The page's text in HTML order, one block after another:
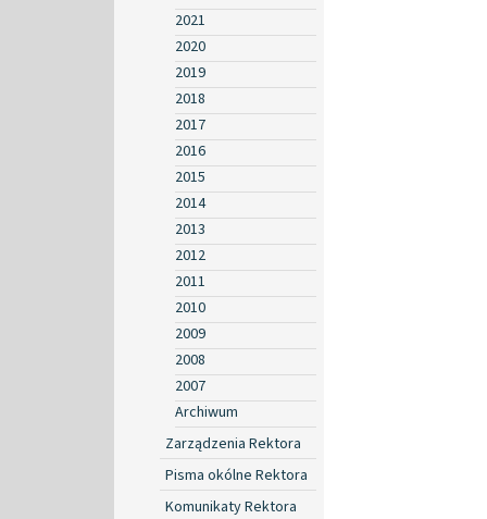
2021
2020
2019
2018
2017
2016
2015
2014
2013
2012
2011
2010
2009
2008
2007
Archiwum
Zarządzenia Rektora
Pisma okólne Rektora
Komunikaty Rektora